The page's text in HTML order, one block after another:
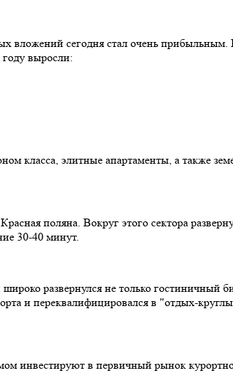
сегодня стал очень
выросли:
класса, элитные апартаменты, а также
поляна. Вокруг этого сектора
30-40 минут.
развернулся не только гостиничный
и переквалифицировался в "отдых-
инвестируют в первичный рынок